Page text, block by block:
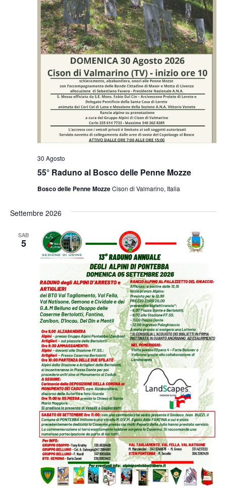
55° Raduno al Bosco delle Penne Mozze
30 Agosto
Bosco delle Penne MozzeCison di Valmarino, Italia
Settembre 2026
SAB
5